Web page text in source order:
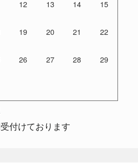
12 13 14 15
19 20 21 22
26 27 28 29
付けております